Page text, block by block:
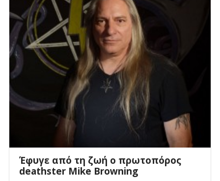
Έφυγε από τη ζωή ο πρωτοπόρος
deathster Mike Browning